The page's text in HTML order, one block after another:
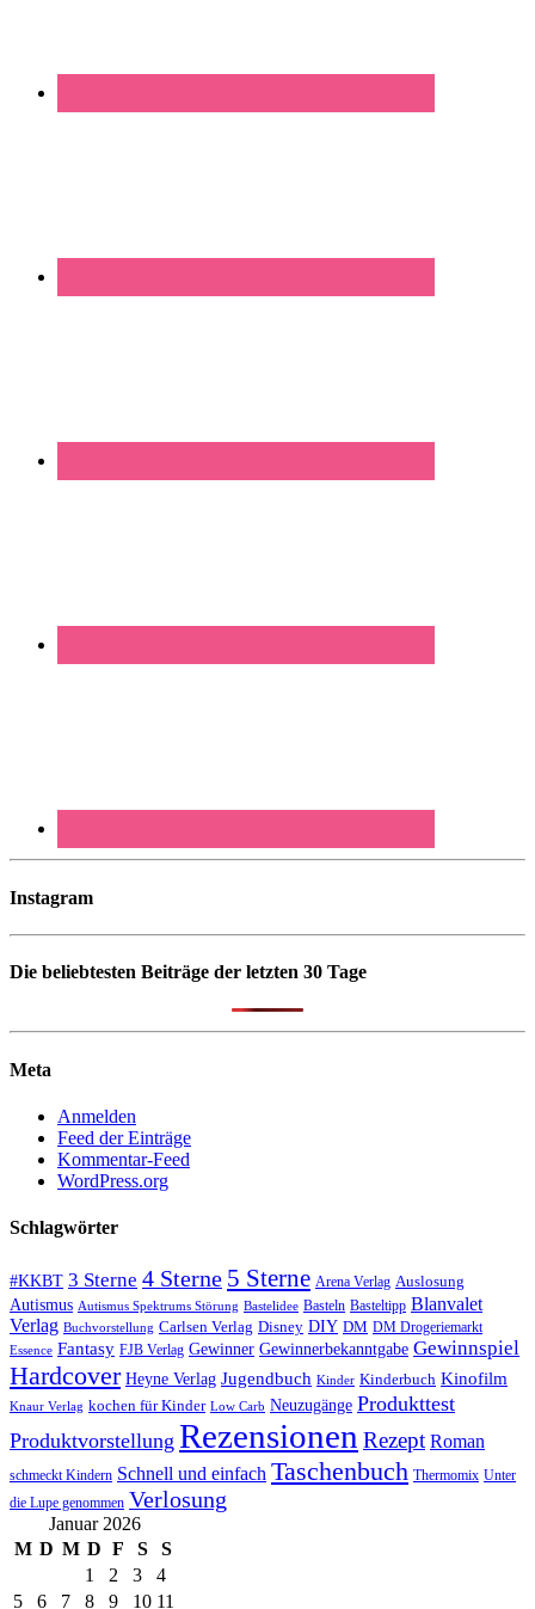
Instagram
Die beliebtesten Beiträge der letzten 30 Tage
Meta
Anmelden
Feed der Einträge
Kommentar-Feed
WordPress.org
Schlagwörter
#KKBT 3 Sterne 4 Sterne 5 Sterne Arena Verlag Auslosung
Autismus Autismus Spektrums Störung Bastelidee Basteln Basteltipp Blanvalet
Verlag Buchvorstellung Carlsen Verlag Disney DIY DM DM Drogeriemarkt
Essence Fantasy FJB Verlag Gewinner Gewinnerbekanntgabe Gewinnspiel
Hardcover Heyne Verlag Jugendbuch Kinder Kinderbuch Kinofilm
Knaur Verlag kochen für Kinder Low Carb Neuzugänge Produkttest
Produktvorstellung Rezensionen Rezept Roman
schmeckt Kindern Schnell und einfach Taschenbuch Thermomix Unter
die Lupe genommen Verlosung
Januar 2026
M D M D F S
S
1
2 3
4
5
6 7 8 9 10 11